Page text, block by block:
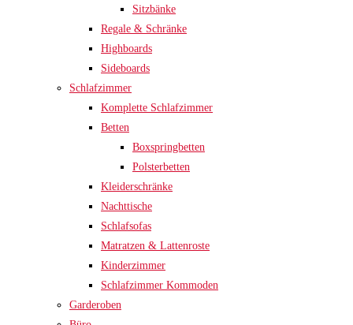
Sitzbänke
Regale & Schränke
Highboards
Sideboards
Schlafzimmer
Komplette Schlafzimmer
Betten
Boxspringbetten
Polsterbetten
Kleiderschränke
Nachttische
Schlafsofas
Matratzen & Lattenroste
Kinderzimmer
Schlafzimmer Kommoden
Garderoben